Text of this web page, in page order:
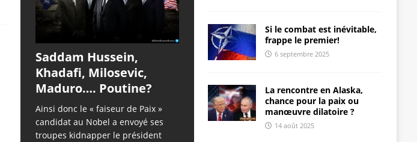
Saddam Hussein,
Khadafi, Milosevic,
Maduro…. Poutine?
Ainsi donc le « faiseur de Paix »
candidat au Nobel a envoyé ses
troupes kidnapper le président
Si le combat est inévitable,
frappe le premier!
6 septembre 2025
La rencontre en Alaska,
chance pour la paix ou
manœuvre dilatoire ?
14 août 2025